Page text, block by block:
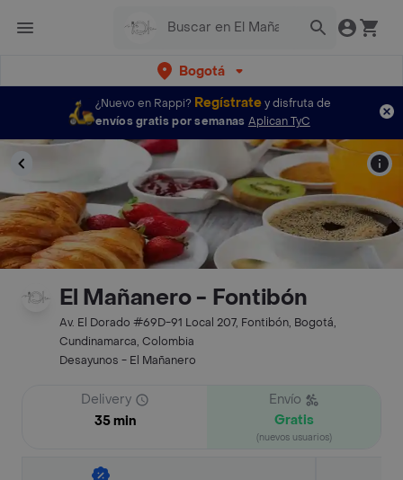
Bogotá
¿Nuevo en Rappi? Regístratey disfruta de
envíos gratis por semanas Aplican TyC
El Mañanero - Fontibón
Av. El Dorado #69D-91 Local 207, Fontibón, Bogotá,
Cundinamarca, Colombia
Desayunos - El Mañanero
Delivery
35 min
Envío
Gratis
(nuevos usuarios)